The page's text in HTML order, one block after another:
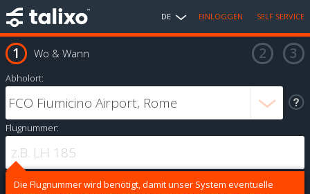
DE EINLOGGEN SELF SERVICE
Wo & Wann
Abholort:
Flugnummer:
Die Flugnummer wird benötigt, damit unser System eventuelle